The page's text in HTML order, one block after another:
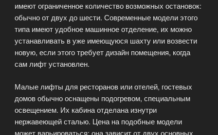
имеют ограниченное количество возможных остановок:
обычно от двух до шести. Современные модели этого
типа имеют удобное машинное отделение, их можно
устанавливать в уже имеющуюся шахту или возвести
новую, если этого требует дизайн помещения, когда
сам лифт установлен.
Малые лифты для ресторанов или отелей, гостевых
домов обычно оснащены подогревом, специальным
освещением. Их кабина отделана изнутри
нержавеющей сталью. Цена на подобные модели
может варьироваться; она зависит от двух основных